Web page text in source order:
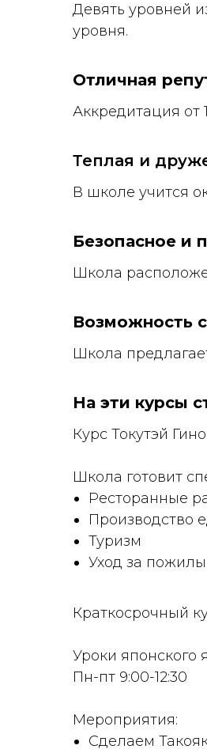
Девять уровней
уровня.
Отличная
Аккредитация от
Теплая и
В школе учится
Безопасное и
Школа
Возможность
Школа
На эти курсы
Курс Токутэй
Школа готовит
Ресторанные
Производство
Туризм
Уход за
Краткосрочный
Уроки японского
Пн-пт 9:00-12:30
Мероприятия:
Сделаем